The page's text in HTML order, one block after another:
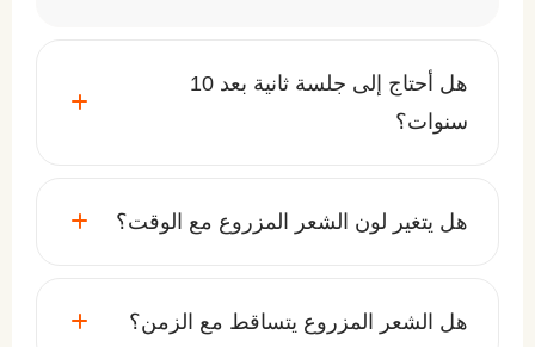
هل أحتاج إلى جلسة ثانية بعد 10
سنوات؟
هل يتغير لون الشعر المزروع مع الوقت؟
هل الشعر المزروع يتساقط مع الزمن؟